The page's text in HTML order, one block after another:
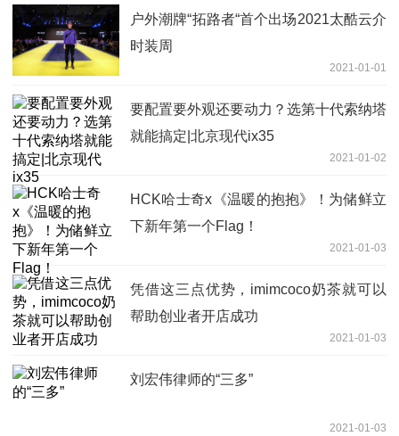
户外潮牌“拓路者“首个出场2021太酷云介
时装周
2021-01-01
要配置要外观还要动力？选第十代索纳塔
就能搞定|北京现代ix35
2021-01-02
HCK哈士奇x《温暖的抱抱》！为储鲜立
下新年第一个Flag！
2021-01-03
凭借这三点优势，imimcoco奶茶就可以
帮助创业者开店成功
2021-01-03
刘宏伟律师的“三多”
2021-01-03